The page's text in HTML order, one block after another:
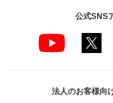
公式SNS
法人のお客様向